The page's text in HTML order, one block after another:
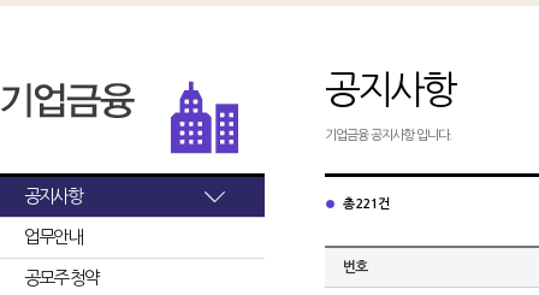
공지사항
업무안내
공모주 청약
공지사항
기업금융 공지사항 입니다.
총 221건
번호